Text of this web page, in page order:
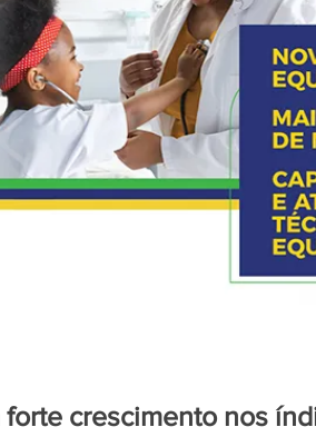
crescimento nos